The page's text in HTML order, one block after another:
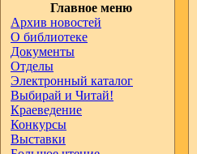
Главное меню
Архив новостей
О библиотеке
Документы
Отделы
Электронный каталог
Выбирай и Читай!
Краеведение
Конкурсы
Выставки